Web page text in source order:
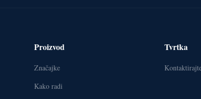
Proizvod
Značajke
Kako radi
Tvrtka